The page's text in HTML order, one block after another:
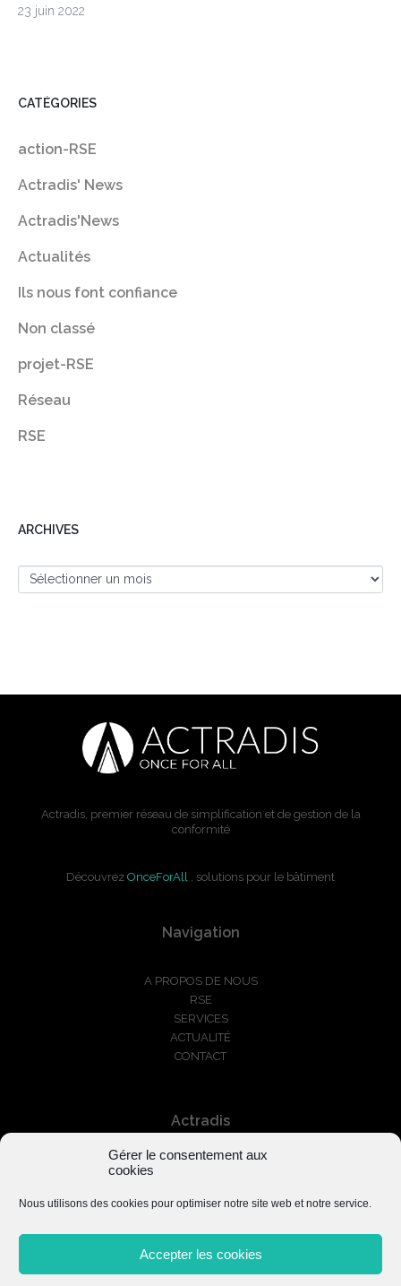
Gérer le consentement aux
cookies
Nous utilisons des cookies pour optimiser notre site web et notre service.
Accepter les cookies
23 juin 2022
CATÉGORIES
action-RSE
Actradis' News
Actradis'News
Actualités
Ils nous font confiance
Non classé
projet-RSE
Réseau
RSE
ARCHIVES
Actradis, premier réseau de simplification et de gestion de la
conformité
Découvrez OnceForAll , solutions pour le bâtiment
Navigation
A PROPOS DE NOUS
RSE
SERVICES
ACTUALITÉ
CONTACT
Actradis